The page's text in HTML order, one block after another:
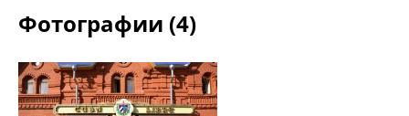
Фотографии (4)